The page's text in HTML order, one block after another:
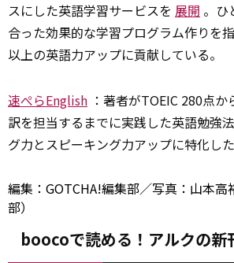
スにした英語学習サービスを 展開 。ひ
合った効果的な学習プログラム作りを
以上の英語力アップに貢献している。
速ぺらEnglish ：著者がTOEIC 280点
訳を担当するまでに実践した英語勉強
グ力とスピーキング力アップに特化した
編集：GOTCHA!編集部／写真：山本高
部）
boocoで読める！アルクの新